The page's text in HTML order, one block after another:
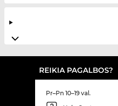
REIKIA PAGALBOS?
Pr–Pn 10–19 val.